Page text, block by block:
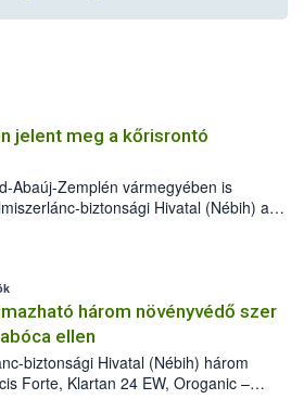
jelent meg a kőrisrontó
Abaúj-Zemplén vármegyében is
biztonsági Hivatal (Nébih) a
(Agrilus planipennis) jelenlétét. A
találták meg, de már fertőzött
az intézkedéseket a szlovák
a terjedés megállítása érdekében.
három növényvédő szer
ellen
biztonsági Hivatal (Nébih) három
Forte, Klartan 24 EW, Oroganic –
így azok a szüretet követően,